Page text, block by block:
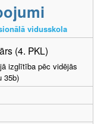
vidusskola
(4. PKL)
izglītība pēc vidējās
35b)